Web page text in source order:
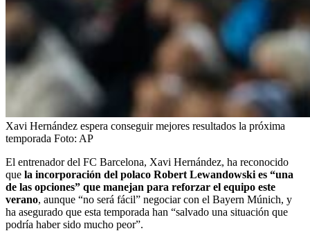
Xavi Hernández espera conseguir mejores resultados la próxima
temporada Foto: AP
El entrenador del FC Barcelona, Xavi Hernández, ha reconocido
que la incorporación del polaco Robert Lewandowski es “una
de las opciones” que manejan para reforzar el equipo este
verano, aunque “no será fácil” negociar con el Bayern Múnich, y
ha asegurado que esta temporada han “salvado una situación que
podría haber sido mucho peor”.